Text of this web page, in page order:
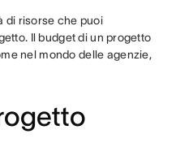
di risorse che puoi
Il budget di un progetto
nel mondo delle agenzie,